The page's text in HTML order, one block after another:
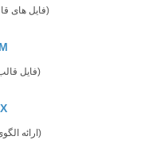
(فایل های
(فایل
(ارائه